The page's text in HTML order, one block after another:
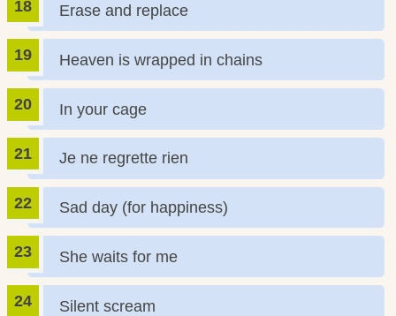
Erase and replace
Heaven is wrapped in chains
In your cage
Je ne regrette rien
Sad day (for happiness)
She waits for me
Silent scream